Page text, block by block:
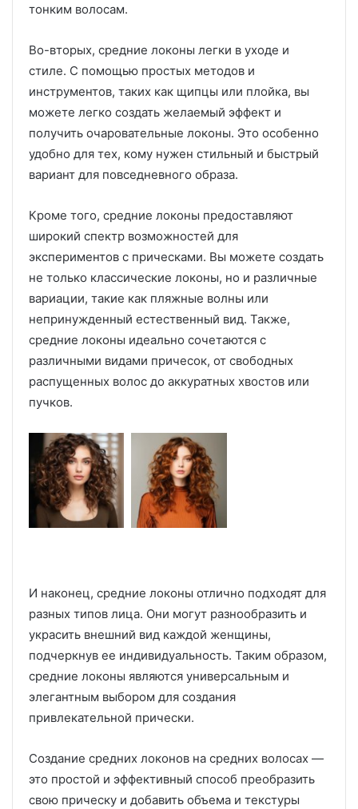
тонким волосам.
Во-вторых, средние локоны легки в уходе и
стиле. С помощью простых методов и
инструментов, таких как щипцы или плойка, вы
можете легко создать желаемый эффект и
получить очаровательные локоны. Это особенно
удобно для тех, кому нужен стильный и быстрый
вариант для повседневного образа.
Кроме того, средние локоны предоставляют
широкий спектр возможностей для
экспериментов с прическами. Вы можете создать
не только классические локоны, но и различные
вариации, такие как пляжные волны или
непринужденный естественный вид. Также,
средние локоны идеально сочетаются с
различными видами причесок, от свободных
распущенных волос до аккуратных хвостов или
пучков.
И наконец, средние локоны отлично подходят для
разных типов лица. Они могут разнообразить и
украсить внешний вид каждой женщины,
подчеркнув ее индивидуальность. Таким образом,
средние локоны являются универсальным и
элегантным выбором для создания
привлекательной прически.
Создание средних локонов на средних волосах —
это простой и эффективный способ преобразить
свою прическу и добавить объема и текстуры